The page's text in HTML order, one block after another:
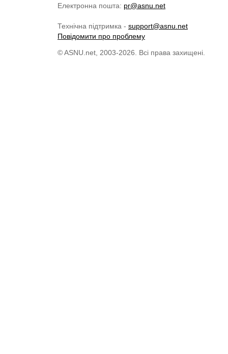
Електронна пошта: pr@asnu.net
Технічна підтримка - support@asnu.net
Повідомити про проблему
© ASNU.net, 2003-2026. Всі права захищені.